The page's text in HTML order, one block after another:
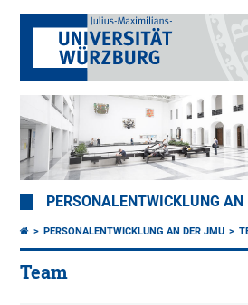
PERSONALENTWICKLUNG AN
PERSONALENTWICKLUNG AN DER JMU
Team